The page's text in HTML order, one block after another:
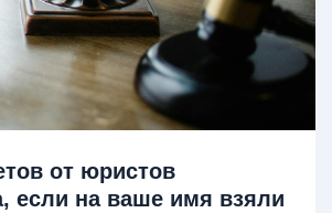
от юристов
если на ваше имя взяли